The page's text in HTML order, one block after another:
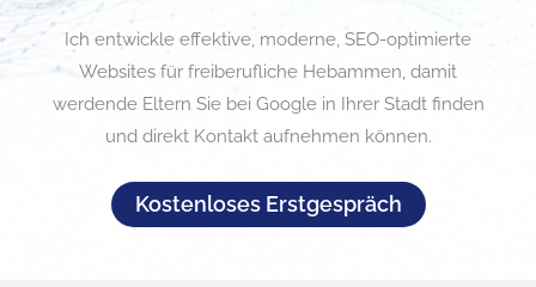
Websites für Hebammen
Ich entwickle effektive, moderne, SEO-optimierte
Websites für freiberufliche Hebammen, damit
werdende Eltern Sie bei Google in Ihrer Stadt finden
und direkt Kontakt aufnehmen können.
Kostenloses Erstgespräch